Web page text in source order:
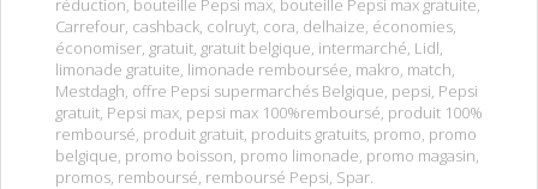
Carrefour cashback colruyt cora delhaize économies
économiser gratuit gratuit belgique intermarché Lidl
limonade gratuite limonade remboursée makro match
Mestdagh offre Pepsi supermarchés Belgique pepsi Pepsi
gratuit Pepsi max pepsi max 100%remboursé produit 100%
remboursé produit gratuit produits gratuits promo promo
belgique promo boisson promo limonade promo magasin
promos remboursé remboursé Pepsi Spar